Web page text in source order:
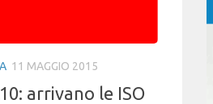
11 MAGGIO 2015
arrivano le ISO